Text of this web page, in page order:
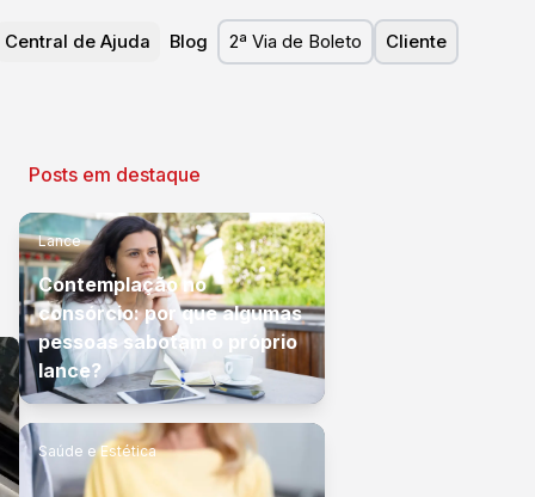
Central de Ajuda Blog 2ª Via de Boleto Cliente
Posts em destaque
Lance
Contemplação no
consórcio: por que algumas
pessoas sabotam o próprio
lance?
Saúde e Estética